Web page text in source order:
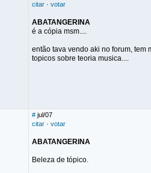
citar · votar
ABATANGERINA
é a cópia msm....
então tava vendo aki no forum, tem
topicos sobre teoria musica....
# jul/07
citar · votar
ABATANGERINA
Beleza de tópico.